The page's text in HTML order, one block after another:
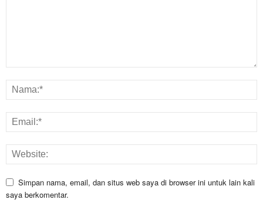
Simpan nama, email, dan situs web saya di browser ini untuk lain kali
saya berkomentar.